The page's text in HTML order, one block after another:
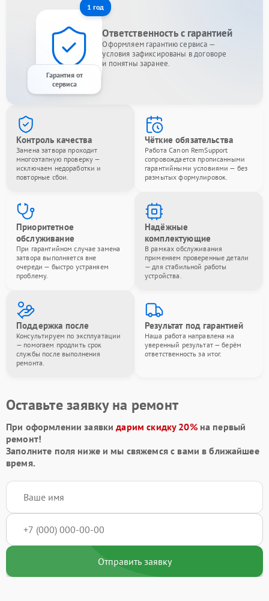
1 год
Гарантия от
сервиса
Ответственность с гарантией
Оформляем гарантию сервиса —
условия зафиксированы в договоре
и понятны заранее.
Контроль качества
Замена затвора проходит
многоэтапную проверку —
исключаем недоработки и
повторные сбои.
Чёткие обязательства
Работа Canon RemSupport
сопровождается прописанными
гарантийными условиями — без
размытых формулировок.
Приоритетное
обслуживание
При гарантийном случае замена
затвора выполняется вне
очереди — быстро устраняем
проблему.
Надёжные
комплектующие
В рамках обслуживания
применяем проверенные детали
— для стабильной работы
устройства.
Поддержка после
Консультируем по эксплуатации
— помогаем продлить срок
службы после выполнения
ремонта.
Результат под гарантией
Наша работа направлена на
уверенный результат — берём
ответственность за итог.
Оставьте заявку на ремонт
При оформлении заявкидарим скидку 20%на первый
ремонт!
Заполните поля ниже и мы свяжемся с вами в ближайшее
время.
Отправить заявку